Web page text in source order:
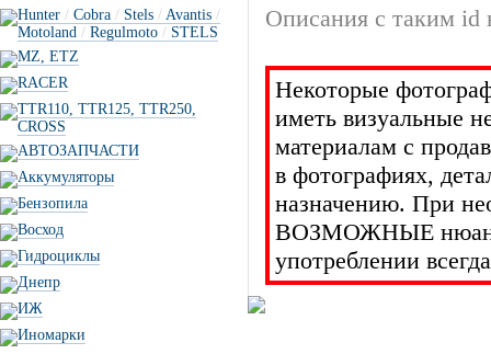
Hunter / Cobra / Stels / Avantis /
Motoland / Regulmoto / STELS
MZ, ETZ
RACER
TTR110, TTR125, TTR250,
CROSS
АВТОЗАПЧАСТИ
Аккумуляторы
Бензопила
Восход
Гидроциклы
Днепр
ИЖ
Иномарки
Описания с таким id
Некоторые
иметь визуальные
материалам с
в фотографиях,
назначению. При
ВОЗМОЖНЫЕ
употреблении